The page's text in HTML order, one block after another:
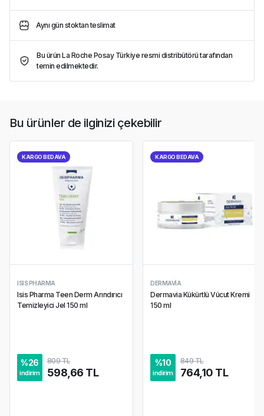
Aynı gün stoktan teslimat
Bu ürün La Roche Posay Türkiye resmi distribütörü tarafından
temin edilmektedir.
Bu ürünler de ilginizi çekebilir
KARGO BEDAVA
ISIS PHARMA
Isis Pharma Teen Derm Arındırıcı
Temizleyici Jel 150 ml
%26
indirim
809 TL
598,66 TL
KARGO BEDAVA
DERMAVIA
Dermavia Kükürtlü Vücut Kremi
150 ml
%10
indirim
849 TL
764,10 TL